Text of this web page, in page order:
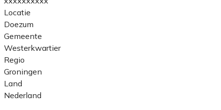
Locatie
Doezum
Gemeente
Westerkwartier
Regio
Groningen
Land
Nederland